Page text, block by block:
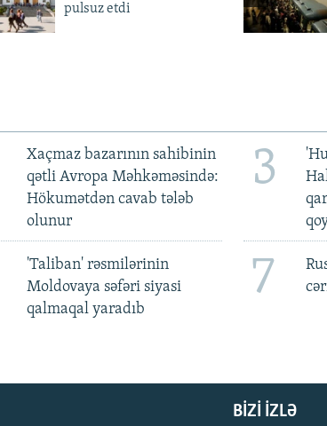
pulsuz etdi
Xaçmaz bazarının sahibinin
qətli Avropa Məhkəməsində:
Hökumətdən cavab tələb
olunur
3
'Taliban' rəsmilərinin
Moldovaya səfəri siyasi
qalmaqal yaradıb
7
BIZI IZLƏ